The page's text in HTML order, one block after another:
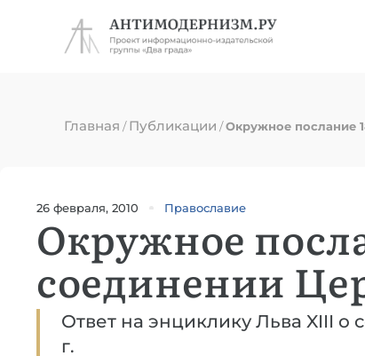
Главная /Публикации /Окружное послание
26 февраля, 2010 Православие
Окружное
соединении
Ответ на энциклику Льва XIII
г.